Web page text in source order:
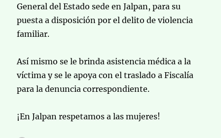
General del Estado sede en Jalpan, para su
puesta a disposición por el delito de violencia
familiar.
Así mismo se le brinda asistencia médica a la
víctima y se le apoya con el traslado a Fiscalía
para la denuncia correspondiente.
¡En Jalpan respetamos a las mujeres!